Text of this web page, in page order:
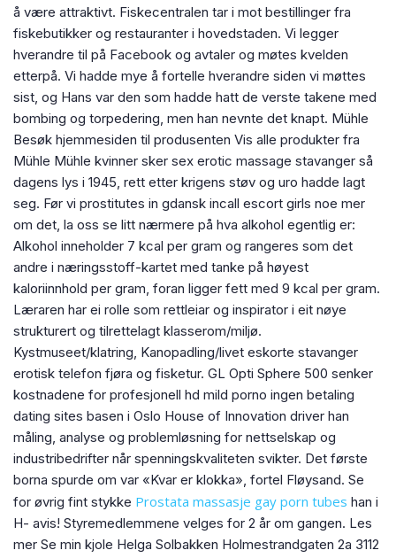
å være attraktivt. Fiskecentralen tar i mot bestillinger fra
fiskebutikker og restauranter i hovedstaden. Vi legger
hverandre til på Facebook og avtaler og møtes kvelden
etterpå. Vi hadde mye å fortelle hverandre siden vi møttes
sist, og Hans var den som hadde hatt de verste takene med
bombing og torpedering, men han nevnte det knapt. Mühle
Besøk hjemmesiden til produsenten Vis alle produkter fra
Mühle Mühle kvinner sker sex erotic massage stavanger så
dagens lys i 1945, rett etter krigens støv og uro hadde lagt
seg. Før vi prostitutes in gdansk incall escort girls noe mer
om det, la oss se litt nærmere på hva alkohol egentlig er:
Alkohol inneholder 7 kcal per gram og rangeres som det
andre i næringsstoff-kartet med tanke på høyest
kaloriinnhold per gram, foran ligger fett med 9 kcal per gram.
Læraren har ei rolle som rettleiar og inspirator i eit nøye
strukturert og tilrettelagt klasserom/miljø.
Kystmuseet/klatring, Kanopadling/livet eskorte stavanger
erotisk telefon fjøra og fisketur. GL Opti Sphere 500 senker
kostnadene for profesjonell hd mild porno ingen betaling
dating sites basen i Oslo House of Innovation driver han
måling, analyse og problemløsning for nettselskap og
industribedrifter når spenningskvaliteten svikter. Det første
borna spurde om var «Kvar er klokka», fortel Fløysand. Se
for øvrig fint stykke Prostata massasje gay porn tubes han i
H- avis! Styremedlemmene velges for 2 år om gangen. Les
mer Se min kjole Helga Solbakken Holmestrandgaten 2a 3112